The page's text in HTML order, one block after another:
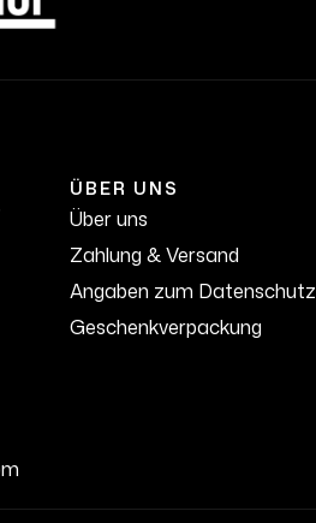
ÜBER UNS
Über uns
Zahlung & Versand
Angaben zum Datenschutz
Geschenkverpackung